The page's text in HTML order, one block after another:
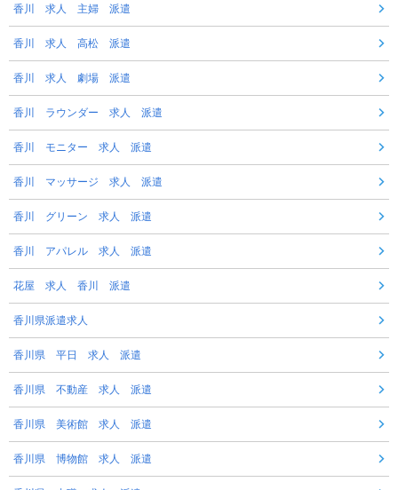
香川 求人 主婦 派遣
香川 求人 高松 派遣
香川 求人 劇場 派遣
香川 ラウンダー 求人 派遣
香川 モニター 求人 派遣
香川 マッサージ 求人 派遣
香川 グリーン 求人 派遣
香川 アパレル 求人 派遣
花屋 求人 香川 派遣
香川県派遣求人
香川県 平日 求人 派遣
香川県 不動産 求人 派遣
香川県 美術館 求人 派遣
香川県 博物館 求人 派遣